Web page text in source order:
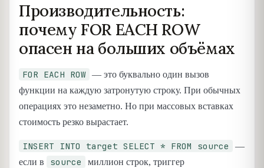
Производительность:
почему FOR EACH ROW
опасен на больших объёмах
FOR EACH ROW — это буквально один вызов
функции на каждую затронутую строку. При обычных
операциях это незаметно. Но при массовых вставках
стоимость резко вырастает.
INSERT INTO target SELECT * FROM source
—
если в
source миллион строк, триггер